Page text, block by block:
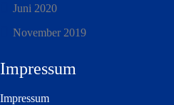
Juni 2020
November 2019
Impressum
Impressum